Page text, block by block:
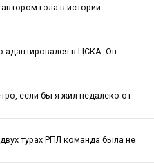
гола в истории
адаптировался в ЦСКА. Он
если бы я жил недалеко от
турах РПЛ команда была не